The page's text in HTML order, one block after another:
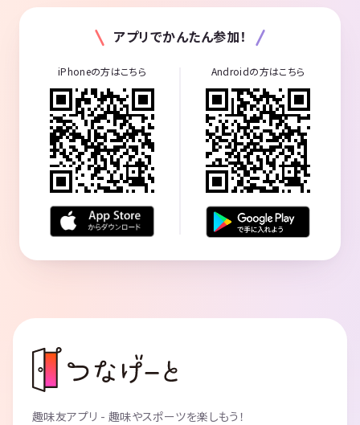
アプリでかんたん参加！
iPhoneの方はこちら Androidの方はこちら
趣味友アプリ - 趣味やスポーツを楽しもう！